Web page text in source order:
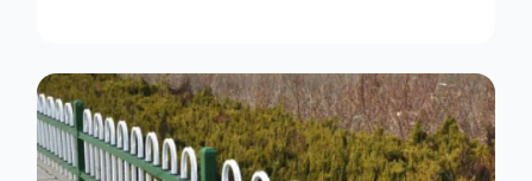
再加上防盗垫圈，这样能够避免护栏被人轻易拆卸；适合于大批
量生产，能够很好的与自然相融合。单向折弯锌钢护栏可以用于
住宅小区、工厂院校、道路交通等场所。该产品具有高强度、高
硬度、外观